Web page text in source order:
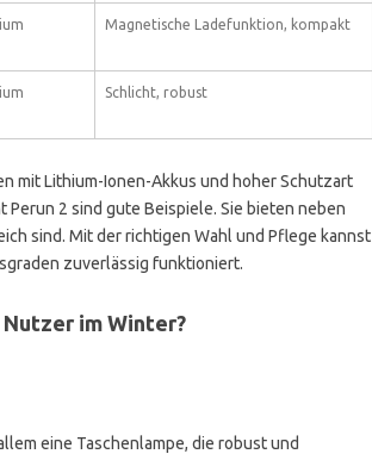
Magnetische Ladefunktion, kompakt
Schlicht, robust
mit Lithium-Ionen-Akkus und hoher Schutzart
2 sind gute Beispiele. Sie bieten neben
sind. Mit der richtigen Wahl und Pflege kannst
zuverlässig funktioniert.
im Winter?
eine Taschenlampe, die robust und